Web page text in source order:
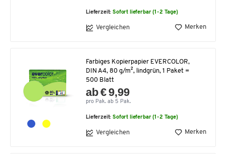
Lieferzeit:Sofort lieferbar (1-2 Tage)
Vergleichen Merken
Farbiges Kopierpapier EVERCOLOR,
DIN A4, 80 g/m², lindgrün, 1 Paket =
500 Blatt
ab € 9,99
pro Pak. ab 5 Pak.
Lieferzeit:Sofort lieferbar (1-2 Tage)
Vergleichen Merken